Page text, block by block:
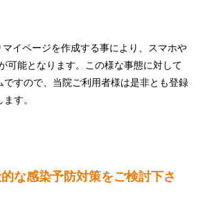
マイページを作成する事により、スマホや
可能となります。この様な事態に対して
ですので、当院ご利用者様は是非とも登録
す。
な感染予防対策をご検討下さ